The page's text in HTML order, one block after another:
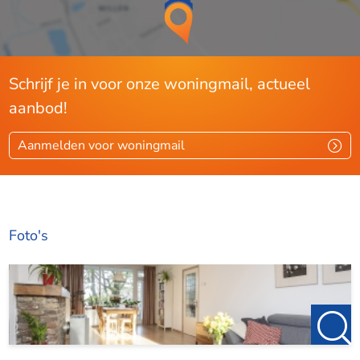
Schrijf je in voor onze woningmail, actueel
aanbod!
Aanmelden voor woningmail
Foto's